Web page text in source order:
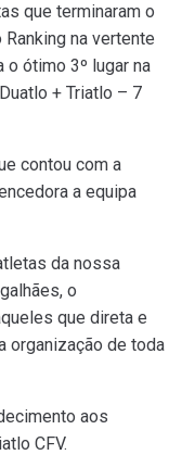
que terminaram o
na vertente
o ótimo 3º lugar na
+ Triatlo – 7
contou com a
a equipa
da nossa
o
que direta e
organização de toda
aos
CFV.